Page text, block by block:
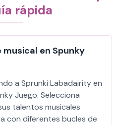
rápida
musical en Spunky
a Sprunki Labadairity en
Juego. Selecciona
talentos musicales
con diferentes bucles de